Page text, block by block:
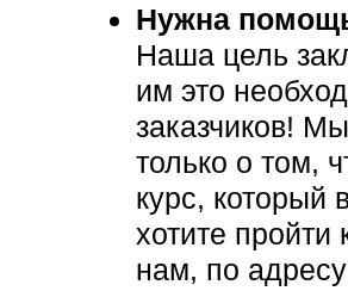
Нужна
Наша цель
им это
заказчиков!
только о том,
курс, который
хотите
нам, по